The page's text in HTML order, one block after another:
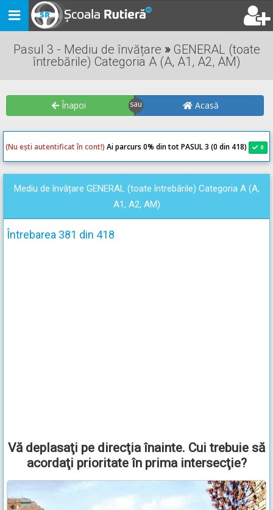
Toggle
navigation
Pasul 3 - Mediu de învățare »GENERAL (toate
întrebările) Categoria A (A, A1, A2, AM)
Înapoi Acasă
(Nu ești autentificat în cont!) Ai parcurs 0% din tot PASUL 3 (0 din 418) 0
Mediu de învățare GENERAL (toate întrebările) Categoria A (A,
A1, A2, AM)
Întrebarea 381 din 418
Vă deplasaţi pe direcţia înainte. Cui trebuie să
acordaţi prioritate în prima intersecţie?